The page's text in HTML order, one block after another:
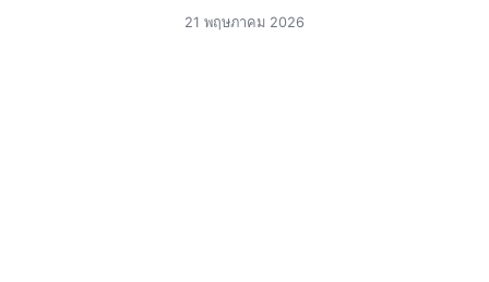
21 พฤษภาคม 2026